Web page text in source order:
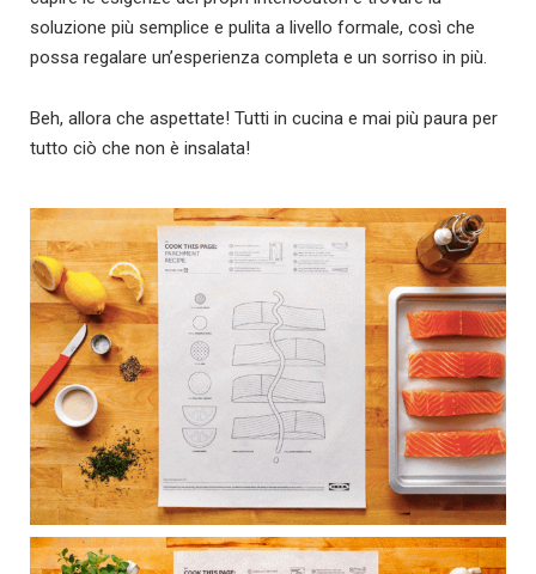
soluzione più semplice e pulita a livello formale, così che
possa regalare un’esperienza completa e un sorriso in più.
Beh, allora che aspettate! Tutti in cucina e mai più paura per
tutto ciò che non è insalata!